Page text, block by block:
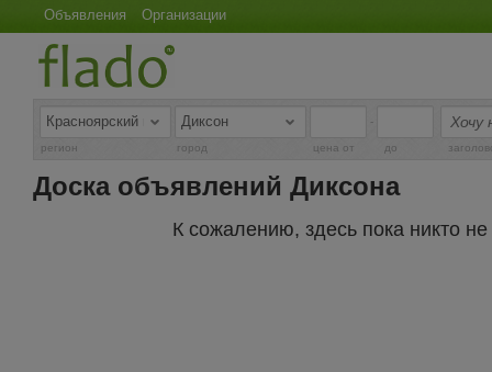
Объявления Организации
-
регион город цена от до
Доска объявлений Диксона
К сожалению, здесь пока никто